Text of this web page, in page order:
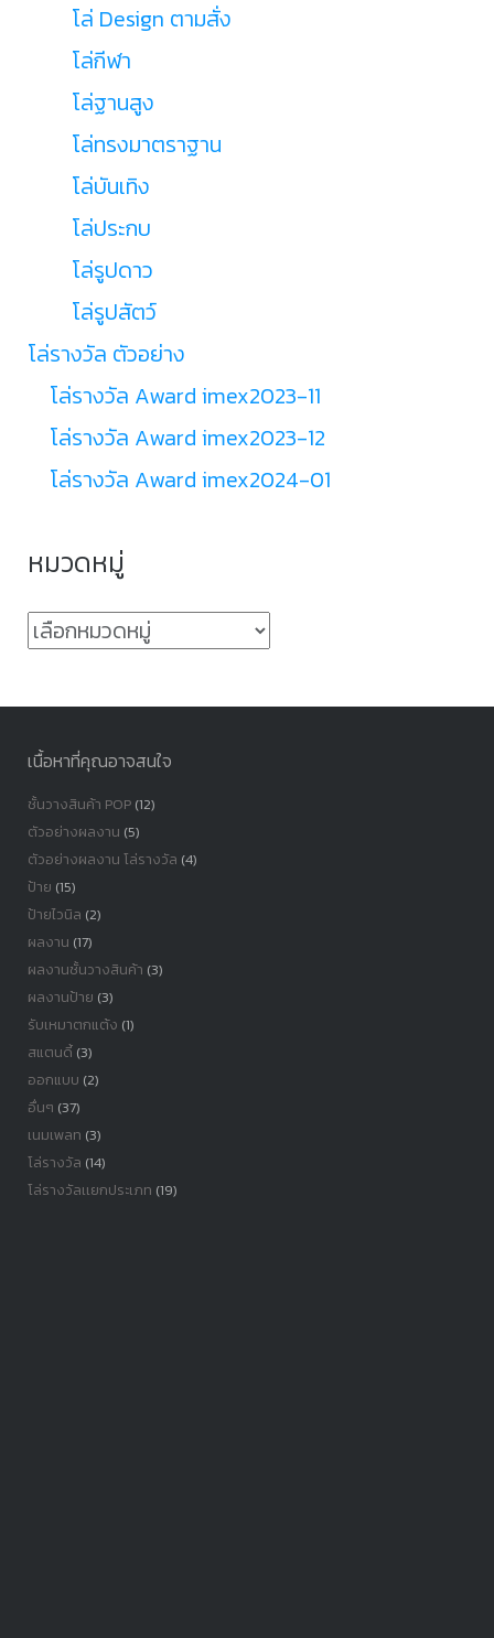
โล่ Design ตามสั่ง
โล่กีฬา
โล่ฐานสูง
โล่ทรงมาตราฐาน
โล่บันเทิง
โล่ประกบ
โล่รูปดาว
โล่รูปสัตว์
โล่รางวัล ตัวอย่าง
โล่รางวัล Award imex2023-11
โล่รางวัล Award imex2023-12
โล่รางวัล Award imex2024-01
หมวดหมู่
หมวด
เนื้อหาที่คุณอาจสนใจ
ชั้นวางสินค้า POP(12)
ตัวอย่างผลงาน (5)
ตัวอย่างผลงาน โล่รางวัล (4)
ป้าย (15)
ป้ายไวนิล (2)
ผลงาน (17)
ผลงานชั้นวางสินค้า (3)
ผลงานป้าย (3)
รับเหมาตกแต้ง (1)
สแตนดี้(3)
ออกแบบ (2)
อื่นๆ (37)
เนมเพลท (3)
โล่รางวัล (14)
โล่รางวัลเเยกประเภท (19)